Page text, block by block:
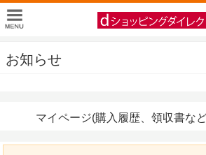
お知らせ
マイページ(購入履歴、領収書な